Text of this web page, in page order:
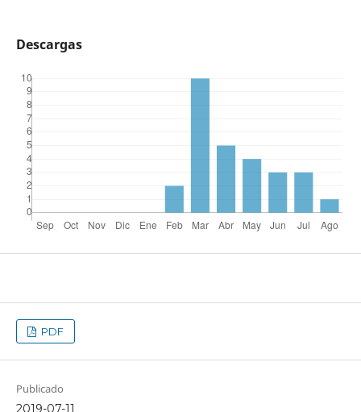
Descargas
PDF
Publicado
2019-07-11